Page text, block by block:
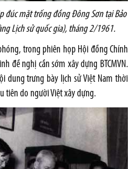
đúc mặt trống đồng Đông Sơn tại Bảo
Lịch sử quốc gia), tháng 2/1961.
trong phiên họp Hội đồng Chính
đề nghị cần sớm xây dựng BTCMVN.
dung trưng bày lịch sử Việt Nam thời
tiên do người Việt xây dựng.